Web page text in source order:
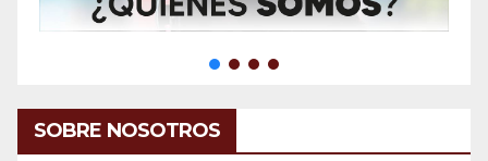
SOBRE NOSOTROS